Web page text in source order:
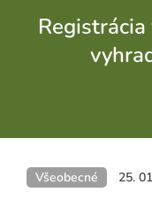
Všeobecné 25.